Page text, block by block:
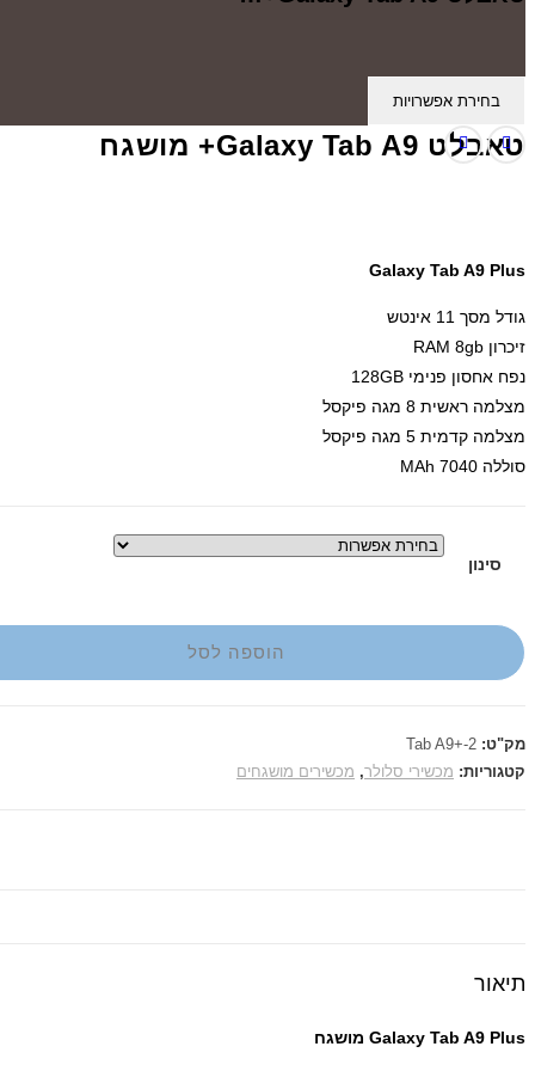
בחירת אפשרויות
טאבלט Galaxy Tab A9+ מושגח
Galaxy Tab A9 Plus
גודל מסך 11 אינטש
זיכרון RAM 8gb
נפח אחסון פנימי 128GB
מצלמה ראשית 8 מגה פיקסל
מצלמה קדמית 5 מגה פיקסל
סוללה 7040 MAh
סינון
הוספה לסל
מק"ט: Tab A9+-2
קטגוריות: מכשירי סלולר, מכשירים מושגחים
תיאור
Galaxy Tab A9 Plus מושגח